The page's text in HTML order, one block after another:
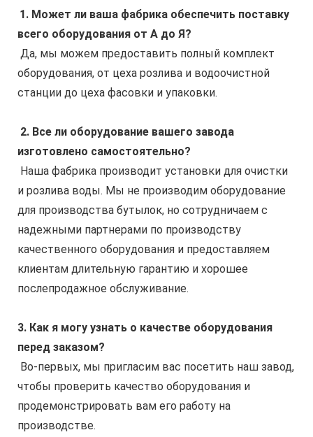
1. Может ли ваша фабрика обеспечить поставку
всего оборудования от А до Я?
оборудования, от цеха розлива и водоочистной
станции до цеха фасовки и упаковки.
2. Все ли оборудование вашего завода
изготовлено самостоятельно?
и розлива воды. Мы не производим оборудование
для производства бутылок, но сотрудничаем с
надежными партнерами по производству
качественного оборудования и предоставляем
клиентам длительную гарантию и хорошее
послепродажное обслуживание.
3. Как я могу узнать о качестве оборудования
перед заказом?
чтобы проверить качество оборудования и
продемонстрировать вам его работу на
производстве.